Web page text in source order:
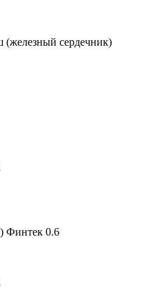
(железный сердечник)
Финтек 0.6